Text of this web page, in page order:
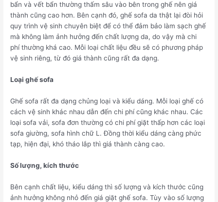
bẩn và vết bẩn thường thấm sâu vào bên trong ghế nên giá
thành cũng cao hơn. Bên cạnh đó, ghế sofa da thật lại đòi hỏi
quy trình vệ sinh chuyên biệt để có thể đảm bảo làm sạch ghế
mà không làm ảnh hưởng đến chất lượng da, do vậy mà chi
phí thường khá cao. Mỗi loại chất liệu đều sẽ có phương pháp
vệ sinh riêng, từ đó giá thành cũng rất đa dạng.
Loại ghế sofa
Ghế sofa rất đa dạng chủng loại và kiểu dáng. Mỗi loại ghế có
cách vệ sinh khác nhau dẫn đến chi phí cũng khác nhau. Các
loại sofa vải, sofa đơn thường có chi phí giặt thấp hơn các loại
sofa giường, sofa hình chữ L. Đồng thời kiểu dáng càng phức
tạp, hiện đại, khó tháo lắp thì giá thành càng cao.
Số lượng, kích thước
Bên cạnh chất liệu, kiểu dáng thì số lượng và kích thước cũng
ảnh hưởng không nhỏ đến giá giặt ghế sofa. Tùy vào số lượng